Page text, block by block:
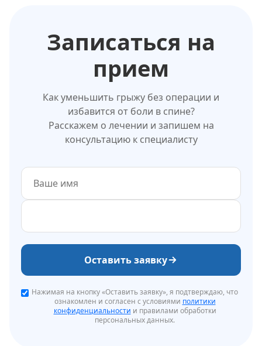
Записаться на
прием
Как уменьшить грыжу без операции и
избавится от боли в спине?
Расскажем о лечении и запишем на
консультацию к специалисту
Оставить заявку
Нажимая на кнопку «Оставить заявку», я подтверждаю, что
ознакомлен и согласен с условиями политики
конфиденциальности и правилами обработки
персональных данных.